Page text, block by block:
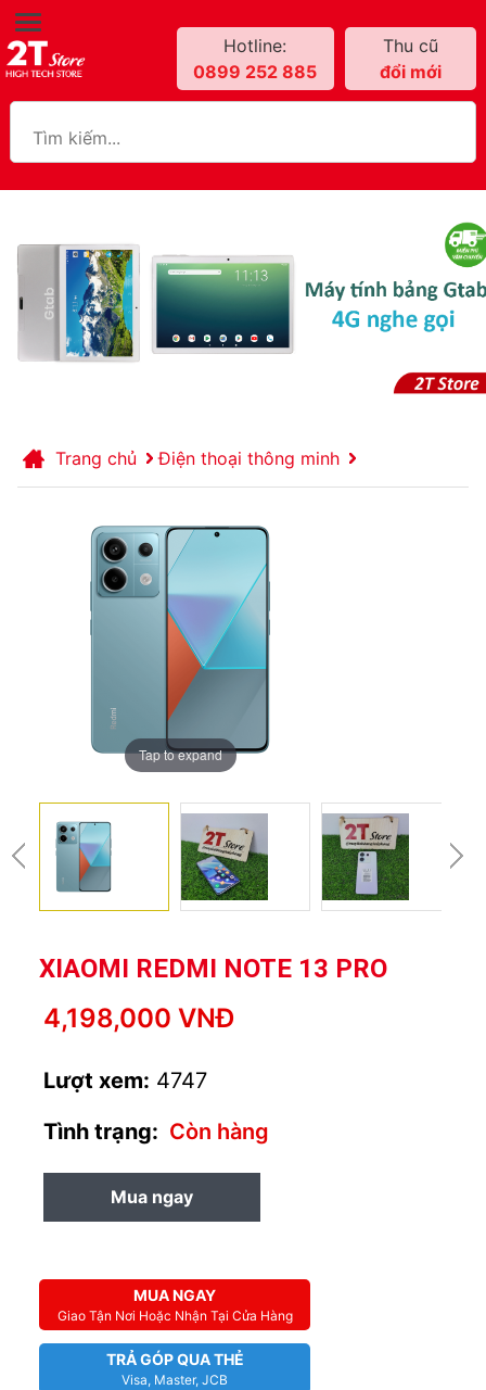
Hotline:
0899 252 885
Thu cũ
đổi mới
Trang chủ Điện thoại thông minh
Tap to expand
XIAOMI REDMI NOTE 13 PRO
4,198,000 VNĐ
Lượt xem: 4747
Tình trạng: Còn hàng
Mua ngay
MUA NGAY
Giao Tận Nơi Hoặc Nhận Tại Cửa Hàng
TRẢ GÓP QUA THẺ
Visa, Master, JCB